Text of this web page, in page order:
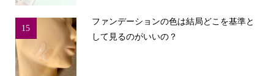
15
ファンデーションの色は結局どこを基準と
して見るのがいいの？